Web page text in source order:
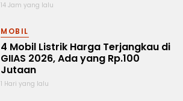
14 Jam yang lalu
MOBIL
4 Mobil Listrik Harga Terjangkau di
GIIAS 2026, Ada yang Rp.100
Jutaan
1 Hari yang lalu